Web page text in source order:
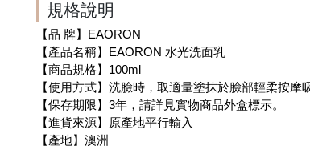
規格說明
【品 牌】EAORON
【產品名稱】EAORON 水光洗面乳
【商品規格】100ml
【使用方式】洗臉時，取適量塗抹於臉部輕柔按摩
【保存期限】3年，請詳見實物商品外盒標示。
【進貨來源】原產地平行輸入
【產地】澳洲